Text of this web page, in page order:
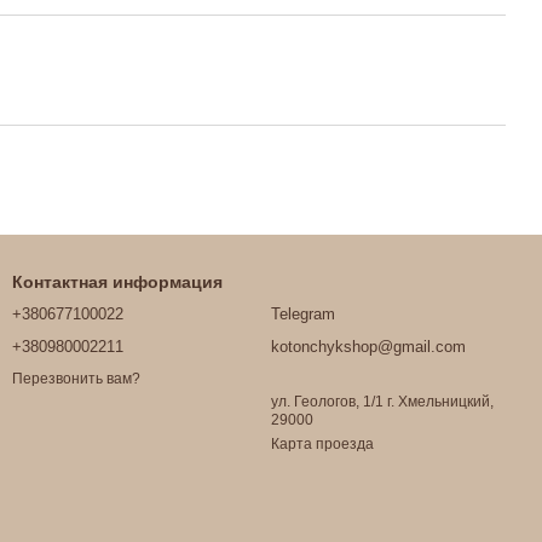
Контактная информация
+380677100022
+380980002211
Перезвонить вам?
Telegram
kotonchykshop@gmail.com
ул. Геологов, 1/1 г. Хмельницкий,
29000
Карта проезда